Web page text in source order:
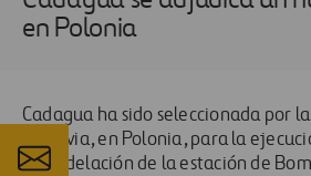
en Polonia
Cadagua ha sido seleccionada por
Varsovia, en Polonia, para la
remodelación de la estación de